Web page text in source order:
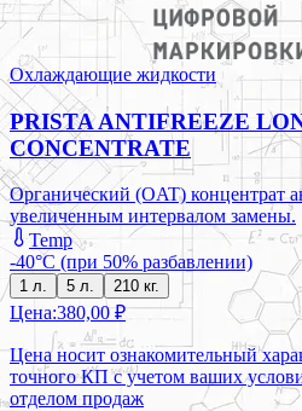
Охлаждающие жидкости
PRISTA ANTIFREEZE
CONCENTRATE
Органический (OAT) концентрат
увеличенным интервалом замены.
Temp
-40°C (при 50% разбавлении)
1 л. 5 л. 210 кг.
Цена:380,00 ₽
Цена носит ознакомительный
точного КП с учетом ваших
отделом продаж